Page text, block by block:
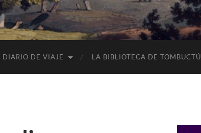
DIARIO DE VIAJE LA BIBLIOTECA DE TOMBUCTÚ